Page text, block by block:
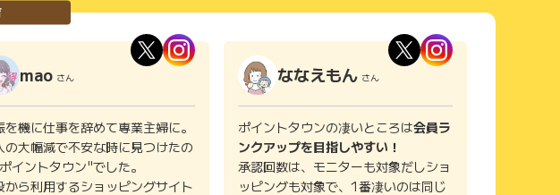
mao さん
を機に仕事を辞めて専業主婦に。
の大幅減で不安な時に見つけたの
イントタウン"でした。
から利用するショッピングサイト
ななえもん さん
ポイントタウンの凄いところは会員ラ
ンクアップを目指しやすい！
承認回数は、モニターも対象だしショ
ッピングも対象で、1番凄いのは同じ